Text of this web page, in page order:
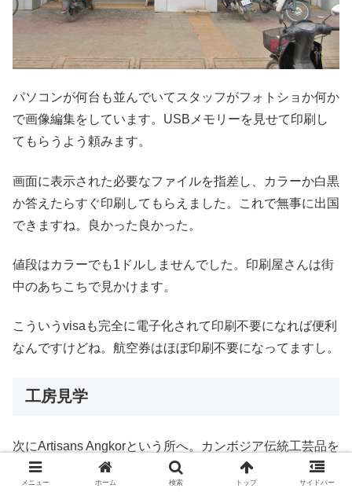
パソコンが何台も並んでいてスタッフがフォトショか何か
で画像編集をしています。USBメモリーを見せて印刷し
てもらうよう頼みます。
画面に表示された必要なファイルを指差し、カラーか白黒
か答えたらすぐ印刷してもらえました。これで無事に出国
できますね。良かった良かった。
値段はカラーでも1ドルしませんでした。印刷屋さんは街
中のあちこちで見かけます。
こういうvisaも完全に電子化されて印刷不要になれば便利
なんですけどね。航空券はほぼ印刷不要になってますし。
工房見学
次にArtisans Angkorという所へ。カンボジア伝統工芸品を
作っている工房ですね。石像や金属細工などを製作してい
メニュー ホーム 検索 トップ サイドバー